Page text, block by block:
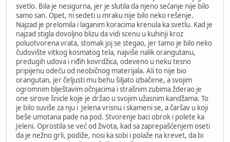
svetlo. Bila je nesigurna, jer je slutila da njeno sećanje nije bilo
samo san. Opet, ni sedeti u mraku nije bilo neko rešenje.
Najzad je prelomila i laganim koracima krenula ka svetlu. Kad je
najzad stigla dovoljno blizu da vidi scenu u kuhinji kroz
poluotvorena vrata, stomak joj se stegao, jer tamo je bilo neko
čudovište vitkog kosmatog tela, najviše nalik orangutanu,
predugih udova i riđih kovrdžica, odeveno u neku tesno
pripijenu odeću od neobičnog materijala. Ali to nije bio
orangutan, jer čeljusti mu behu šiljato izbačene, a svojim
ogromnim blještavim očnjacima i strašnim zubima žderao je
one sirove šnicle koje je držao u svojim užasnim kandžama. To
je bilo suviše za nju i Jelena vrisnu i skameni se, a čaršav u koji
beše umotana pade na pod. Stvorenje baci obrok i polete ka
Jeleni. Oprostila se već od života, kad sa zaprepašćenjem oseti
da je nežno grli, podiže, nosi ka sobi i polaže na krevet, da bi